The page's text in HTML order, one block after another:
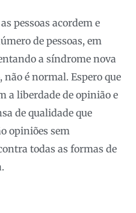
pessoas acordem e
de pessoas, em
a síndrome nova
é normal. Espero que
a liberdade de opinião e
de qualidade que
opiniões sem
todas as formas de